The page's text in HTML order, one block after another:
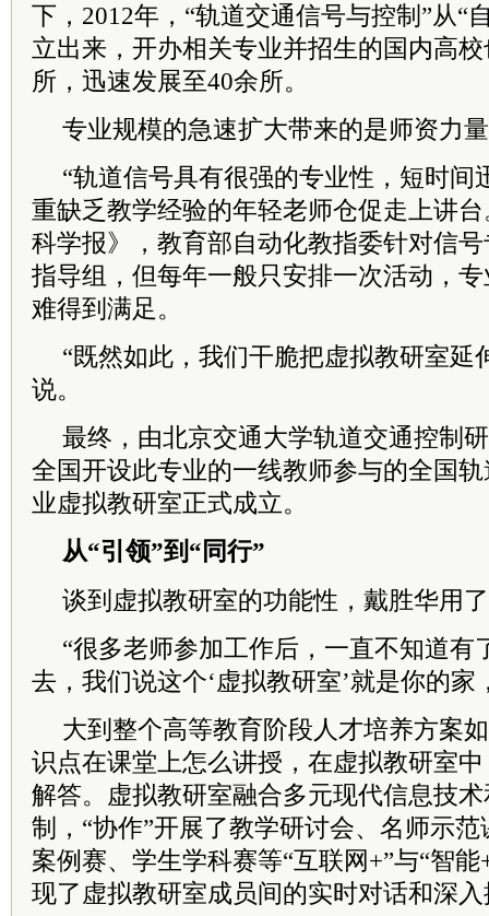
下，2012年，“轨道交通信号与控制”从“
立出来，开办相关专业并招生的国内高
所，迅速发展至40余所。
专业规模的急速扩大带来的是师资力
“轨道信号具有很强的专业性，短时间
重缺乏教学经验的年轻老师仓促走上讲
科学报》，教育部自动化教指委针对信
指导组，但每年一般只安排一次活动，
难得到满足。
“既然如此，我们干脆把虚拟教研室延
说。
最终，由北京交通大学轨道交通控制
全国开设此专业的一线教师参与的全国
业虚拟教研室正式成立。
从“引领”到“同行”
谈到虚拟教研室的功能性，戴胜华用
“很多老师参加工作后，一直不知道有
去，我们说这个‘虚拟教研室’就是你的家
大到整个高等教育阶段人才培养方案
识点在课堂上怎么讲授，在虚拟教研室
解答。虚拟教研室融合多元现代信息技
制，“协作”开展了教学研讨会、名师示
案例赛、学生学科赛等“互联网+”与“智
现了虚拟教研室成员间的实时对话和深